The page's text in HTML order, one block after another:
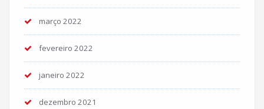
março 2022
fevereiro 2022
janeiro 2022
dezembro 2021